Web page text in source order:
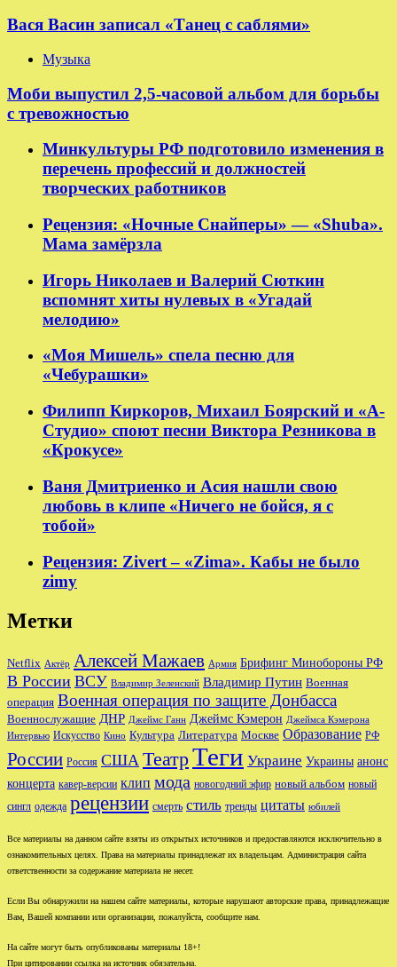
Вася Васин записал «Танец с саблями»
Музыка
Моби выпустил 2,5-часовой альбом для борьбы
с тревожностью
Минкультуры РФ подготовило изменения в
перечень профессий и должностей
творческих работников
Рецензия: «Ночные Снайперы» — «Shuba».
Мама замёрзла
Игорь Николаев и Валерий Сюткин
вспомнят хиты нулевых в «Угадай
мелодию»
«Моя Мишель» спела песню для
«Чебурашки»
Филипп Киркоров, Михаил Боярский и «А-
Студио» споют песни Виктора Резникова в
«Крокусе»
Ваня Дмитриенко и Асия нашли свою
любовь в клипе «Ничего не бойся, я с
тобой»
Рецензия: Zivert – «Zima». Кабы не было
zimy
Метки
Netflix Актёр Алексей Мажаев Армия Брифинг Минобороны РФ
В России ВСУ Владимир Зеленский Владимир Путин Военная
операция Военная операция по защите Донбасса
Военнослужащие ДНР Джеймс Ганн Джеймс Кэмерон Джеймса Кэмерона
Интервью Искусство Кино Культура Литература Москве Образование РФ
России Россия США ТеатрТеги Украине Украины анонс
концерта кавер-версии клип мода новогодний эфир новый альбом новый
сингл одежда рецензии смерть стиль тренды цитаты юбилей
Все материалы на данном сайте взяты из открытых источников и предоставляются исключительно в
ознакомительных целях. Права на материалы принадлежат их владельцам. Администрация сайта
ответственности за содержание материала не несет.
Если Вы обнаружили на нашем сайте материалы, которые нарушают авторские права, принадлежащие
Вам, Вашей компании или организации, пожалуйста, сообщите нам.
На сайте могут быть опубликованы материалы 18+!
При цитировании ссылка на источник обязательна.